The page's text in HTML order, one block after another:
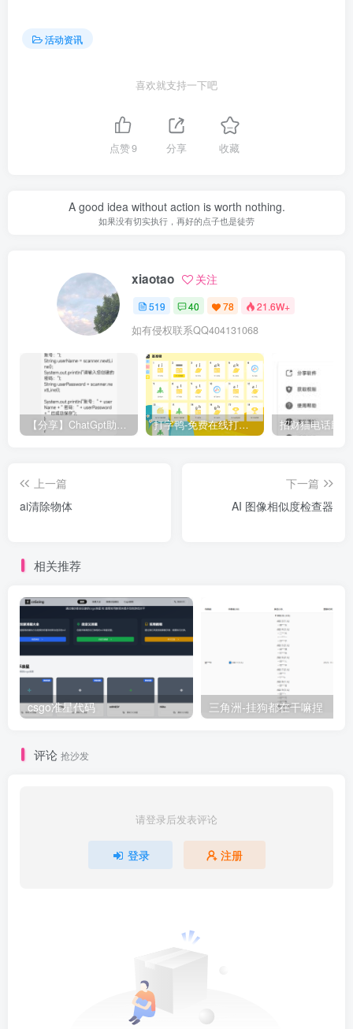
活动资讯
喜欢就支持一下吧
点赞9 分享 收藏
A good idea without action is worth nothing.
如果没有切实执行，再好的点子也是徒劳
xiaotao 关注
519 40 78 21.6W+
如有侵权联系QQ404131068
【分享】ChatGpt助手v1.24免注册直接使用 打字鸭-免费在线打字练习平台
上一篇
ai清除物体
下一篇
AI 图像相似度检查器
相关推荐
csgo准星代码 三角洲-挂狗都在干嘛捏
评论 抢沙发
请登录后发表评论
登录 注册